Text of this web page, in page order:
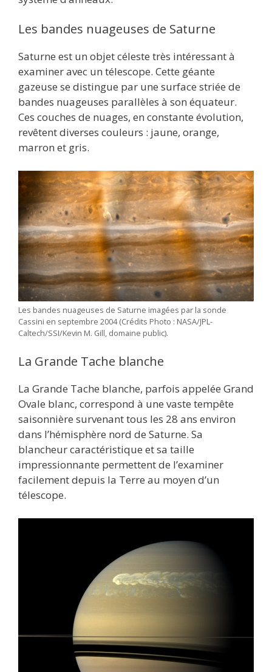
Les bandes nuageuses de Saturne
Saturne est un objet céleste très intéressant à
examiner avec un télescope. Cette géante
gazeuse se distingue par une surface striée de
bandes nuageuses parallèles à son équateur.
Ces couches de nuages, en constante évolution,
revêtent diverses couleurs : jaune, orange,
marron et gris.
Les bandes nuageuses de Saturne imagées par la sonde
Cassini en septembre 2004 (Crédits Photo : NASA/JPL-
Caltech/SSI/Kevin M. Gill, domaine public).
La Grande Tache blanche
La Grande Tache blanche, parfois appelée Grand
Ovale blanc, correspond à une vaste tempête
saisonnière survenant tous les 28 ans environ
dans l’hémisphère nord de Saturne. Sa
blancheur caractéristique et sa taille
impressionnante permettent de l’examiner
facilement depuis la Terre au moyen d’un
télescope.